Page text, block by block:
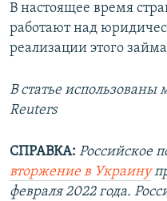
В настоящее время
работают над
реализации этого
В статье использованы
Reuters
СПРАВКА: Российское
вторжение в Украину
февраля 2022 года.